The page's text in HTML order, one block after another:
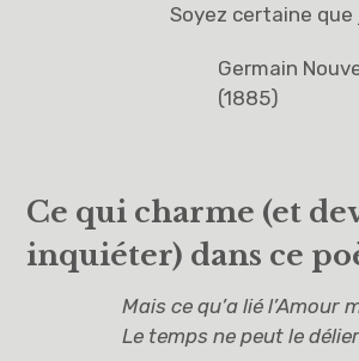
Soyez certaine que
Germain
(1885)
Ce qui charme (et
inquiéter) dans ce
Mais ce qu’a lié l’Amour
Le temps ne peut le